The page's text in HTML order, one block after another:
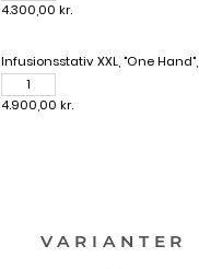
4.300,00 kr.
Infusionsstativ XXL, "One
4.900,00 kr.
VARIANTER